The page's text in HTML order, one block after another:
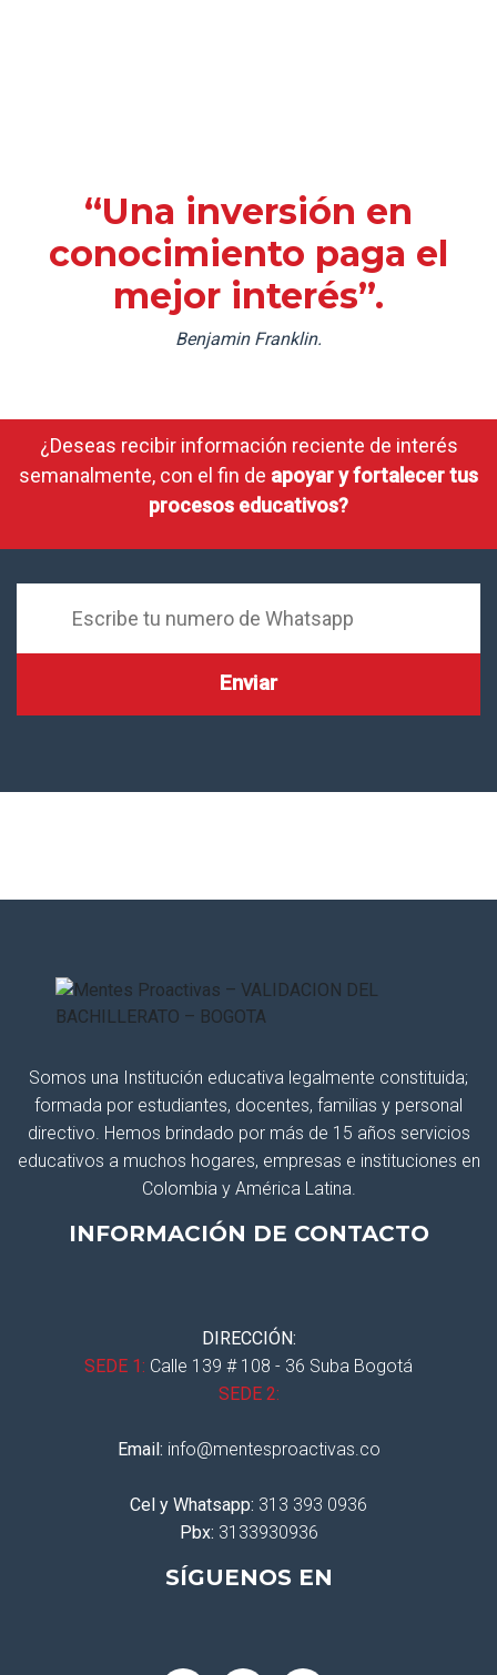
“Una inversión en
conocimiento paga el
mejor interés”.
Benjamin Franklin.
¿Deseas recibir información reciente de interés
semanalmente, con el fin de apoyar y fortalecer tus
procesos educativos?
Somos una Institución educativa legalmente constituida;
formada por estudiantes, docentes, familias y personal
directivo. Hemos brindado por más de 15 años servicios
educativos a muchos hogares, empresas e instituciones en
Colombia y América Latina.
INFORMACIÓN DE CONTACTO
DIRECCIÓN:
SEDE 1: Calle 139 # 108 - 36 Suba Bogotá
SEDE 2:
Email: info@mentesproactivas.co
Cel y Whatsapp: 313 393 0936
Pbx: 3133930936
SÍGUENOS EN